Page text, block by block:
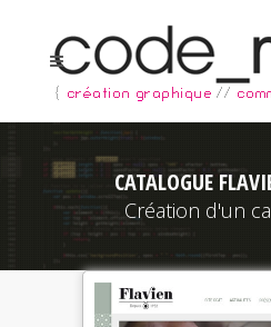
CATALOGUE
Création d'un